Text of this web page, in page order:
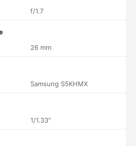
f/1.7
26 mm
Samsung S5KHMX
1/1.33"